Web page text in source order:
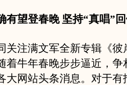
望登春晚 坚持“真唱”
注满文军全新专辑《彼
着牛年春晚步步逼近，争
大网站头条消息。对于有